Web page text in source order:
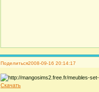
Поделиться2008-09-16 20:14:17
Скачать